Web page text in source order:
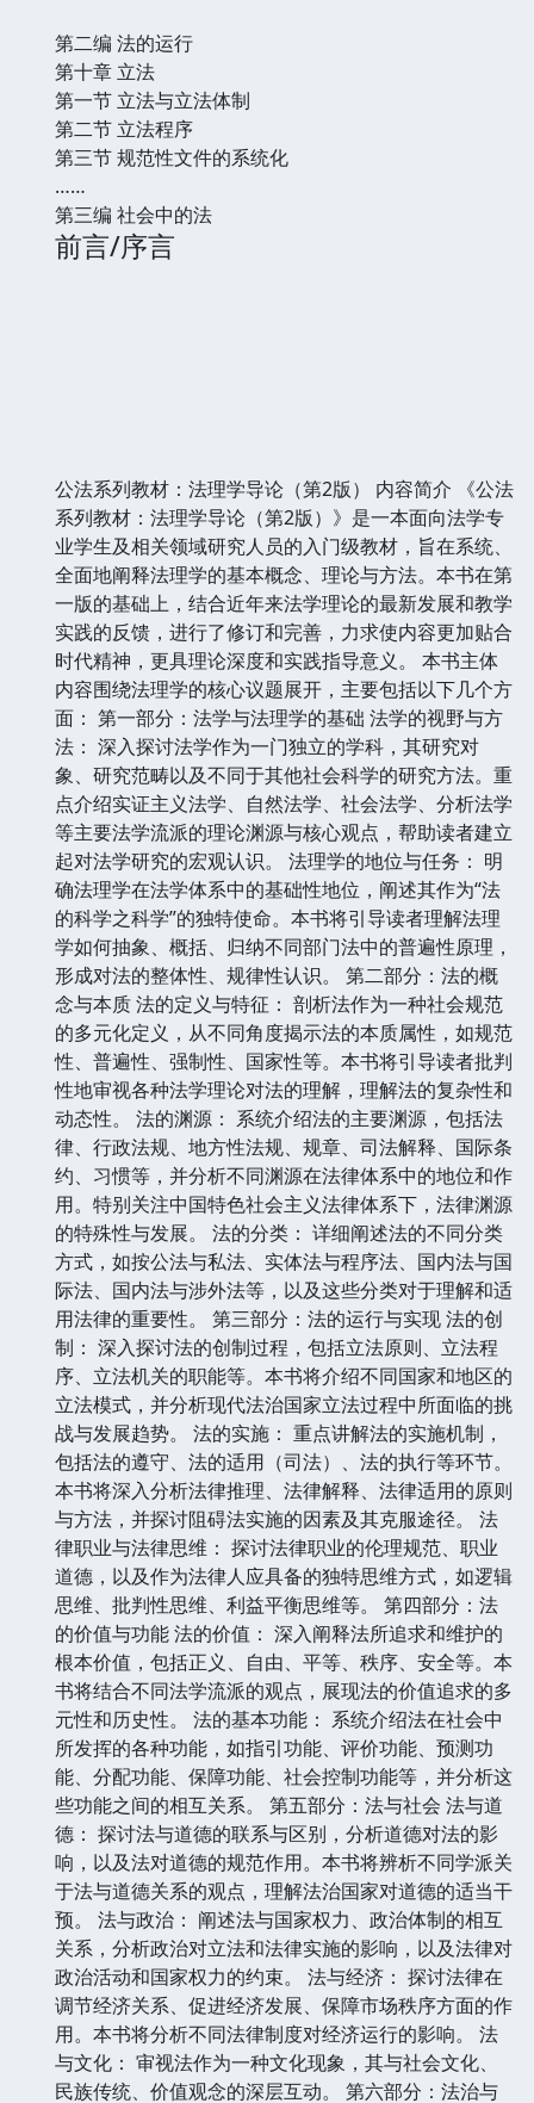
第二编 法的运行
第十章 立法
第一节 立法与立法体制
第二节 立法程序
第三节 规范性文件的系统化
……
第三编 社会中的法
前言/序言
公法系列教材：法理学导论（第2版） 内容简介 《公法
系列教材：法理学导论（第2版）》是一本面向法学专
业学生及相关领域研究人员的入门级教材，旨在系统、
全面地阐释法理学的基本概念、理论与方法。本书在第
一版的基础上，结合近年来法学理论的最新发展和教学
实践的反馈，进行了修订和完善，力求使内容更加贴合
时代精神，更具理论深度和实践指导意义。 本书主体
内容围绕法理学的核心议题展开，主要包括以下几个方
面： 第一部分：法学与法理学的基础 法学的视野与方
法： 深入探讨法学作为一门独立的学科，其研究对
象、研究范畴以及不同于其他社会科学的研究方法。重
点介绍实证主义法学、自然法学、社会法学、分析法学
等主要法学流派的理论渊源与核心观点，帮助读者建立
起对法学研究的宏观认识。 法理学的地位与任务： 明
确法理学在法学体系中的基础性地位，阐述其作为“法
的科学之科学”的独特使命。本书将引导读者理解法理
学如何抽象、概括、归纳不同部门法中的普遍性原理，
形成对法的整体性、规律性认识。 第二部分：法的概
念与本质 法的定义与特征： 剖析法作为一种社会规范
的多元化定义，从不同角度揭示法的本质属性，如规范
性、普遍性、强制性、国家性等。本书将引导读者批判
性地审视各种法学理论对法的理解，理解法的复杂性和
动态性。 法的渊源： 系统介绍法的主要渊源，包括法
律、行政法规、地方性法规、规章、司法解释、国际条
约、习惯等，并分析不同渊源在法律体系中的地位和作
用。特别关注中国特色社会主义法律体系下，法律渊源
的特殊性与发展。 法的分类： 详细阐述法的不同分类
方式，如按公法与私法、实体法与程序法、国内法与国
际法、国内法与涉外法等，以及这些分类对于理解和适
用法律的重要性。 第三部分：法的运行与实现 法的创
制： 深入探讨法的创制过程，包括立法原则、立法程
序、立法机关的职能等。本书将介绍不同国家和地区的
立法模式，并分析现代法治国家立法过程中所面临的挑
战与发展趋势。 法的实施： 重点讲解法的实施机制，
包括法的遵守、法的适用（司法）、法的执行等环节。
本书将深入分析法律推理、法律解释、法律适用的原则
与方法，并探讨阻碍法实施的因素及其克服途径。 法
律职业与法律思维： 探讨法律职业的伦理规范、职业
道德，以及作为法律人应具备的独特思维方式，如逻辑
思维、批判性思维、利益平衡思维等。 第四部分：法
的价值与功能 法的价值： 深入阐释法所追求和维护的
根本价值，包括正义、自由、平等、秩序、安全等。本
书将结合不同法学流派的观点，展现法的价值追求的多
元性和历史性。 法的基本功能： 系统介绍法在社会中
所发挥的各种功能，如指引功能、评价功能、预测功
能、分配功能、保障功能、社会控制功能等，并分析这
些功能之间的相互关系。 第五部分：法与社会 法与道
德： 探讨法与道德的联系与区别，分析道德对法的影
响，以及法对道德的规范作用。本书将辨析不同学派关
于法与道德关系的观点，理解法治国家对道德的适当干
预。 法与政治： 阐述法与国家权力、政治体制的相互
关系，分析政治对立法和法律实施的影响，以及法律对
政治活动和国家权力的约束。 法与经济： 探讨法律在
调节经济关系、促进经济发展、保障市场秩序方面的作
用。本书将分析不同法律制度对经济运行的影响。 法
与文化： 审视法作为一种文化现象，其与社会文化、
民族传统、价值观念的深层互动。 第六部分：法治与